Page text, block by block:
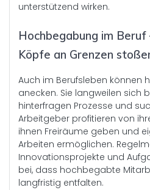
unterstützend wirken.
Hochbegabung im
Köpfe an Grenzen
Auch im Berufsleben können
anecken. Sie langweilen sich
hinterfragen Prozesse und
Arbeitgeber profitieren von
ihnen Freiräume geben und
Arbeiten ermöglichen.
Innovationsprojekte und
bei, dass hochbegabte
langfristig entfalten.